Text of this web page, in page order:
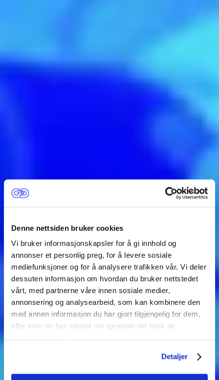
Denne nettsiden bruker cookies
Vi bruker informasjonskapsler for å gi innhold og
annonser et personlig preg, for å levere sosiale
mediefunksjoner og for å analysere trafikken vår. Vi deler
dessuten informasjon om hvordan du bruker nettstedet
vårt, med partnerne våre innen sosiale medier,
annonsering og analysearbeid, som kan kombinere den
med annen informasjon du har gjort tilgjengelig for dem,
eller som de har samlet inn gjennom din bruk av
Detaljer
ENGASJER DEG I
ÅRETS OD
Etter Apartheid er skolegang fortsatt ikke likestilt for